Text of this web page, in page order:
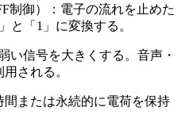
制御）：電子の流れを止めた
と「1」に変換する。
い信号を大きくする。音声・
される。
間または永続的に電荷を保持